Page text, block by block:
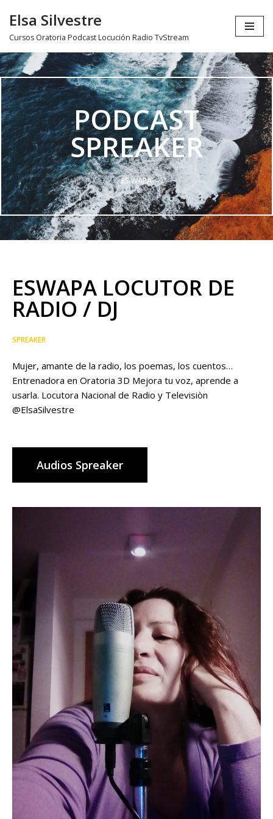
Ir
contenido
Elsa Silvestre
Cursos Oratoria Podcast Locución Radio TvStream
PODCAST
SPREAKER
ES WAPA
ESWAPA LOCUTOR DE
RADIO / DJ
SPREAKER
Mujer, amante de la radio, los poemas, los cuentos…
Entrenadora en Oratoria 3D Mejora tu voz, aprende a
usarla. Locutora Nacional de Radio y Televisiòn
@ElsaSilvestre
Audios Spreaker